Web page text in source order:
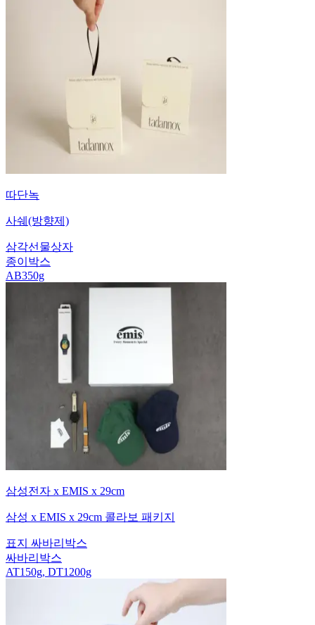
따단녹
사쉐(방향제)
삼각선물상자
종이박스
AB350g
삼성전자 x EMIS x 29cm
삼성 x EMIS x 29cm 콜라보 패키지
표지 싸바리박스
싸바리박스
AT150g, DT1200g